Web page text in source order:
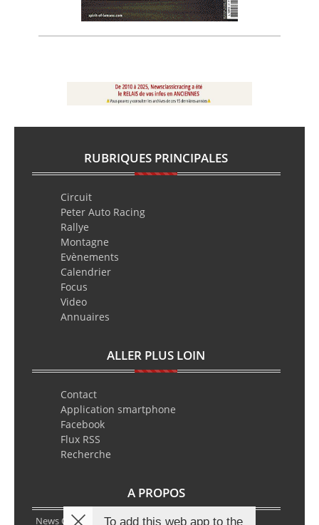
RUBRIQUES PRINCIPALES
Circuit
Peter Auto Racing
Rallye
Montagne
Evènements
Calendrier
Focus
Video
Annuaires
ALLER PLUS LOIN
Contact
Application smartphone
Facebook
Flux RSS
Recherche
A PROPOS
News Classic Racing est le portail de l’actualité du
To add this web app to the